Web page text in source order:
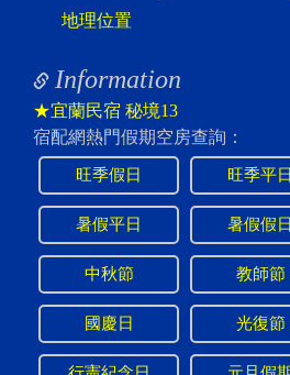
地理位置
Information
★宜蘭民宿 秘境13
宿配網熱門假期空房查詢：
旺季假日 旺季平日
暑假平日 暑假假日
中秋節 教師節
國慶日 光復節